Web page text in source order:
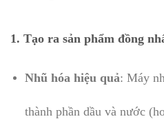
1. Tạo ra sản phẩm đồng
Nhũ hóa hiệu quả: Máy
thành phần dầu và nước